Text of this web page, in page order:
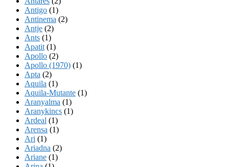
Antigo (1)
Antinema (2)
Antje (2)
Ants (1)
Apatit (1)
Apollo (2)
Apollo (1970) (1)
Apta (2)
Aquila (1)
Aquila-Mutante (1)
Aranyalma (1)
Aranykincs (1)
Ardeal (1)
Arensa (1)
Ari (1)
Ariadna (2)
Ariane (1)